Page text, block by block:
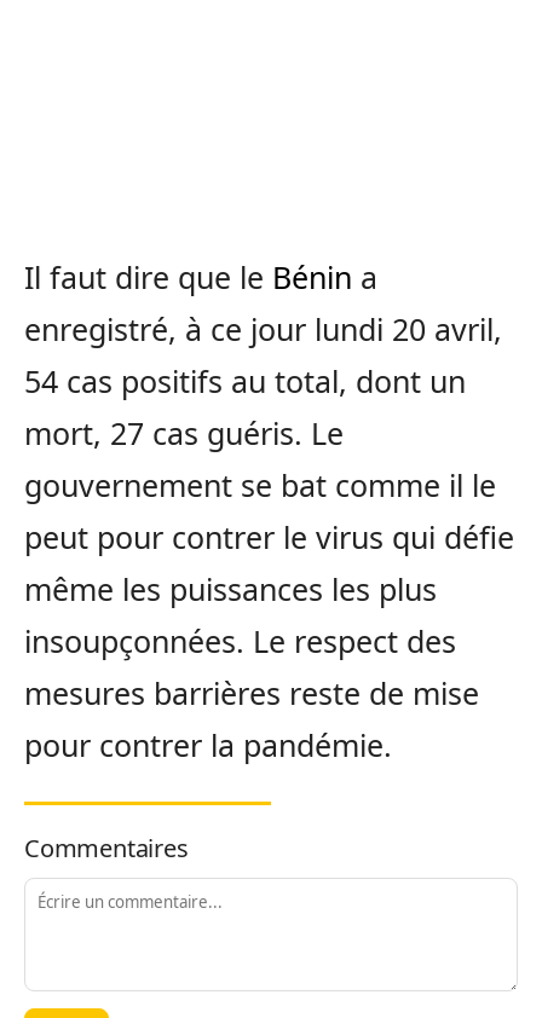
Il faut dire que le Bénin a
enregistré, à ce jour lundi 20 avril,
54 cas positifs au total, dont un
mort, 27 cas guéris. Le
gouvernement se bat comme il le
peut pour contrer le virus qui défie
même les puissances les plus
insoupçonnées. Le respect des
mesures barrières reste de mise
pour contrer la pandémie.
Commentaires